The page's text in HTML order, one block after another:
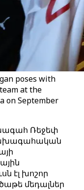
poses with
at the
on September
Ռեջեփ
էլ խոշոր
մեդալներ